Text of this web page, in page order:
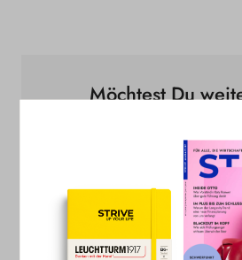
Möchtest Du
Jetzt STRIVE abonnieren,
weiteren STRIVE+
Jahresabonnent:in kannst Du
allen Masterclasses
exklusive Event-Einladungen
Angebote und